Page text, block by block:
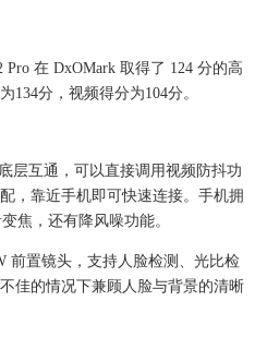
Pro 在 DxOMark 取得了 124 分的高
134分，视频得分为104分。
层互通，可以直接调用视频防抖功
，靠近手机即可快速连接。手机拥
焦，还有降风噪功能。
前置镜头，支持人脸检测、光比检
佳的情况下兼顾人脸与背景的清晰